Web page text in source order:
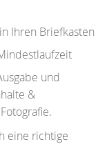
Ihren Briefkasten
und
&
eine richtige